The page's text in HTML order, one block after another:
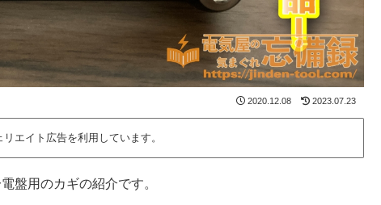
2020.12.08 2023.07.23
エイト広告を利用しています。
盤用のカギの紹介です。